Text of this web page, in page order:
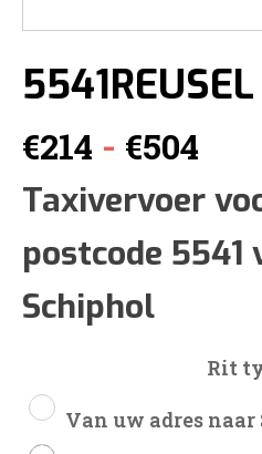
5541REUSEL
€214 - €504
tot
Taxivervoer
postcode 5541
Schiphol
Rit
Van uw adres